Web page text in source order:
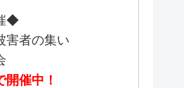
◆
害者の集い
開催中！